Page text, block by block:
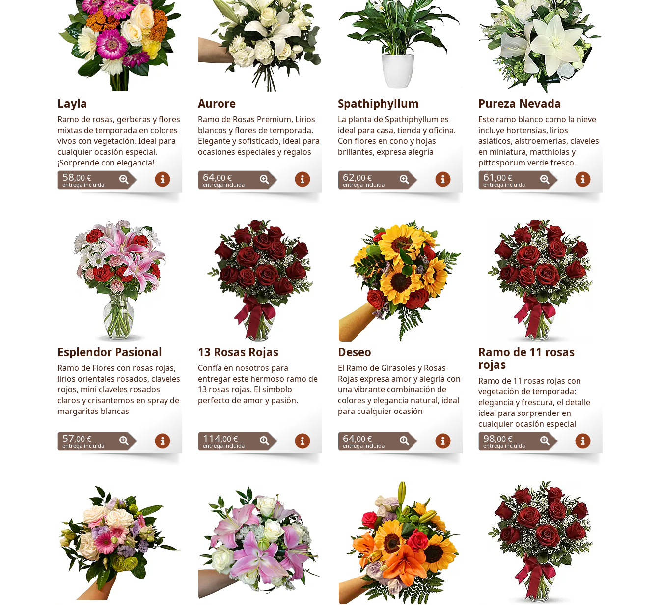
Layla
Ramo de rosas, gerberas y flores
mixtas de temporada en colores
vivos con vegetación. Ideal para
cualquier ocasión especial.
¡Sorprende con elegancia!
58,00 €
entrega incluida
Aurore
Ramo de Rosas Premium, Lirios
blancos y flores de temporada.
Elegante y sofisticado, ideal para
ocasiones especiales y regalos
64,00 €
entrega incluida
Spathiphyllum
La planta de Spathiphyllum es
ideal para casa, tienda y oficina.
Con flores en cono y hojas
brillantes, expresa alegría
62,00 €
entrega incluida
Pureza Nevada
Este ramo blanco como la nieve
incluye hortensias, lirios
asiáticos, alstroemerias, claveles
en miniatura, matthiolas y
pittosporum verde fresco.
61 ,00 €
entrega incluida
Esplendor Pasional
Ramo de Flores con rosas rojas,
lirios orientales rosados, claveles
rojos, mini claveles rosados
claros y crisantemos en spray de
margaritas blancas
57,00 €
entrega incluida
13 Rosas Rojas
Confía en nosotros para
entregar este hermoso ramo de
13 rosas rojas. El símbolo
perfecto de amor y pasión.
114,00 €
entrega incluida
Deseo
El Ramo de Girasoles y Rosas
Rojas expresa amor y alegría con
una vibrante combinación de
colores y elegancia natural, ideal
para cualquier ocasión
64,00 €
entrega incluida
Ramo de 11 rosas
rojas
Ramo de 11 rosas rojas con
vegetación de temporada:
elegancia y frescura, el detalle
ideal para sorprender en
cualquier ocasión especial
98,00 €
entrega incluida